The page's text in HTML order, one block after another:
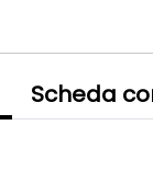
Scheda